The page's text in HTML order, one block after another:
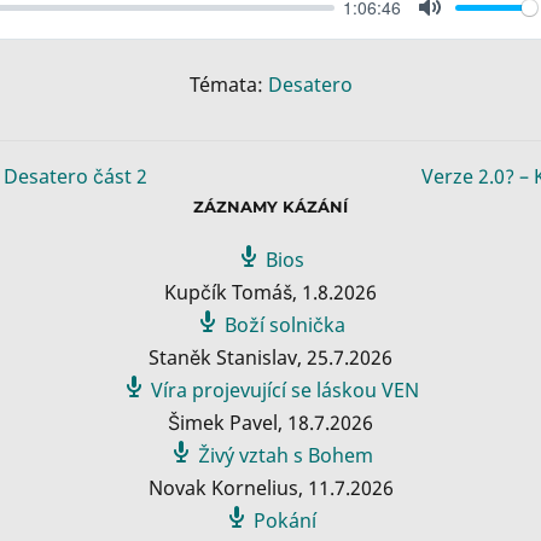
1:06:46
M
u
Témata: Desatero
Desatero část 2 Verze 2.0? –
ZÁZNAMY KÁZÁNÍ
Bios
Kupčík Tomáš, 1.8.2026
Boží solnička
Staněk Stanislav, 25.7.2026
Víra projevující se láskou VEN
Šimek Pavel, 18.7.2026
Živý vztah s Bohem
Novak Kornelius, 11.7.2026
Pokání